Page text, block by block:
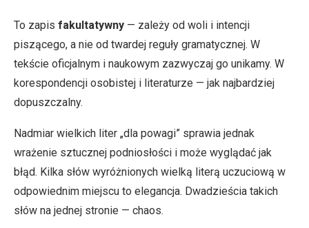
To zapis fakultatywny — zależy od woli i intencji
piszącego, a nie od twardej reguły gramatycznej. W
tekście oficjalnym i naukowym zazwyczaj go unikamy. W
korespondencji osobistej i literaturze — jak najbardziej
dopuszczalny.
Nadmiar wielkich liter „dla powagi” sprawia jednak
wrażenie sztucznej podniosłości i może wyglądać jak
błąd. Kilka słów wyróżnionych wielką literą uczuciową w
odpowiednim miejscu to elegancja. Dwadzieścia takich
słów na jednej stronie — chaos.